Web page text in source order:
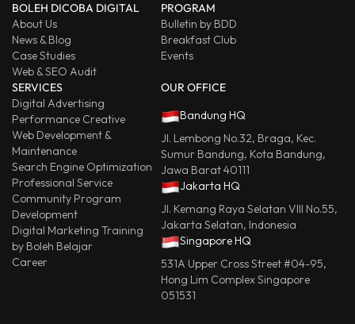
BOLEH DICOBA DIGITAL
About Us
News & Blog
Case Studies
Web & SEO Audit
PROGRAM
Bulletin by BDD
Breakfast Club
Events
SERVICES
Digital Advertising
Performance Creative
Web Development &
Maintenance
Search Engine Optimization
Professional Service
Community Program
Development
Digital Marketing Training
by Boleh Belajar
Career
OUR OFFICE
Bandung HQ
Jl. Lembong No.32, Braga, Kec.
Sumur Bandung, Kota Bandung,
Jawa Barat 40111
Jakarta HQ
Jl. Kemang Raya Selatan VIII No.55,
Jakarta Selatan, Indonesia
Singapore HQ
531A Upper Cross Street #04-95,
Hong Lim Complex Singapore
051531